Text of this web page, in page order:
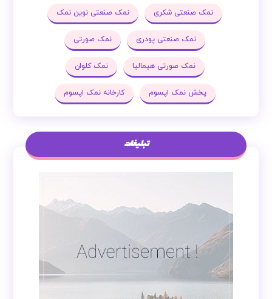
نمک صنعتی شکری نمک صنعتی نوین نمک
نمک صنعتی پودری نمک صورتی
نمک صورتی هیمالیا نمک کلوان
پخش نمک اپسوم کارخانه نمک اپسوم
تبلیغات